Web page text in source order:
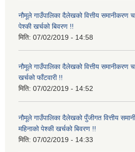
नौमूले गाउँपालिका दैलेखको वित्तीय समानीकरण
पेश्की खर्चको बिवरण !!
मिति: 07/02/2019 - 14:58
नौमूले गाउँपालिका दैलेखको वित्तीय समानीकरण
खर्चको फाँटवारी !!
मिति: 07/02/2019 - 14:52
नौमूले गाउँपालिका दैलेखको पुँजीगत वित्तीय
महिनाको पेश्की खर्चको बिवरण !!
मिति: 07/02/2019 - 14:33